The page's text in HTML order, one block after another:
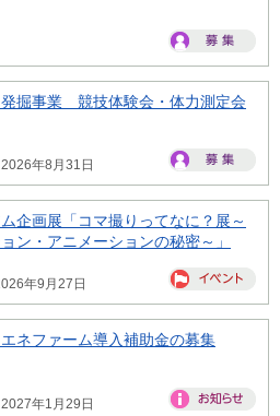
発掘事業 競技体験会・体力測定会
年8月31日
企画展「コマ撮りってなに？展～
ン・アニメーションの秘密～」
年9月27日
ネファーム導入補助金の募集
年1月29日